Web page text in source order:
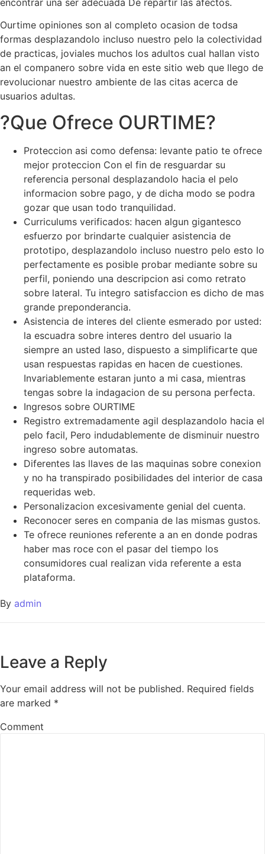
Ourtime opiniones son al completo ocasion de todsa
formas desplazandolo incluso nuestro pelo la colectividad
de practicas, joviales muchos los adultos cual hallan visto
an el companero sobre vida en este sitio web que llego de
revolucionar nuestro ambiente de las citas acerca de
usuarios adultas.
?Que Ofrece OURTIME?
Proteccion asi­ como defensa: levante patio te ofrece
mejor proteccion Con el fin de resguardar su
referencia personal desplazandolo hacia el pelo
informacion sobre pago, y de dicha modo se podra
gozar que usan todo tranquilidad.
Curriculums verificados: hacen algun gigantesco
esfuerzo por brindarte cualquier asistencia de
prototipo, desplazandolo incluso nuestro pelo esto lo
perfectamente es posible probar mediante sobre su
perfil, poniendo una descripcion asi­ como retrato
sobre lateral. Tu integro satisfaccion es dicho de mas
grande preponderancia.
Asistencia de interes del cliente esmerado por usted:
la escuadra sobre interes dentro del usuario la
siempre an usted laso, dispuesto a simplificarte que
usan respuestas rapidas en hacen de cuestiones.
Invariablemente estaran junto a mi casa, mientras
tengas sobre la indagacion de su persona perfecta.
Ingresos sobre OURTIME
Registro extremadamente agil desplazandolo hacia el
pelo facil, Pero indudablemente de disminuir nuestro
ingreso sobre automatas.
Diferentes las llaves de las maquinas sobre conexion
y no ha transpirado posibilidades del interior de casa
requeridas web.
Personalizacion excesivamente genial del cuenta.
Reconocer seres en compania de las mismas gustos.
Te ofrece reuniones referente a an en donde podras
haber mas roce con el pasar del tiempo los
consumidores cual realizan vida referente a esta
plataforma.
By admin
Leave a Reply
Your email address will not be published. Required fields
are marked *
Comment